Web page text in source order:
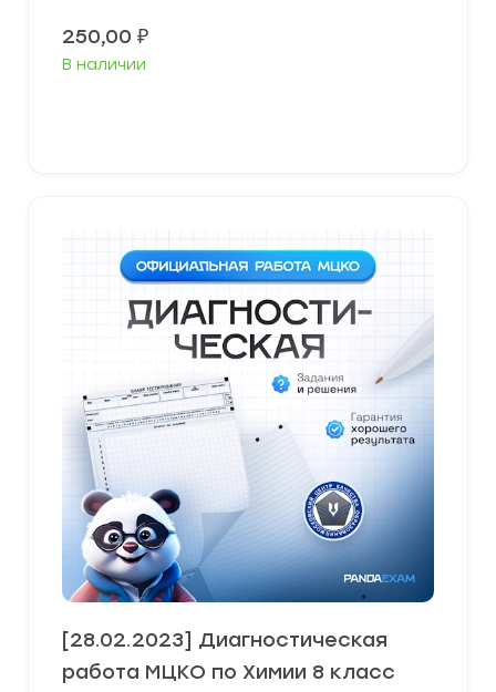
250,00 ₽
В наличии
[28.02.2023] Диагностическая
работа МЦКО по Химии 8 класс